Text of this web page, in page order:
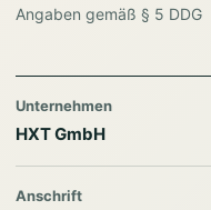
Angaben gemäß § 5 DDG
Unternehmen
HXT GmbH
Anschrift